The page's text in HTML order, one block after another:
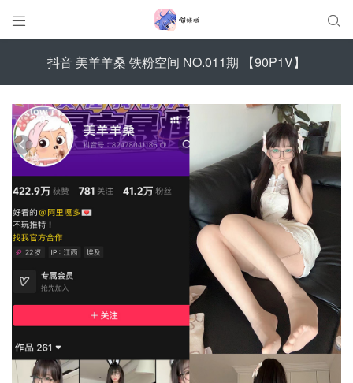
 
抖音 美羊羊桑 铁粉空间 NO.011期 【90P1V】